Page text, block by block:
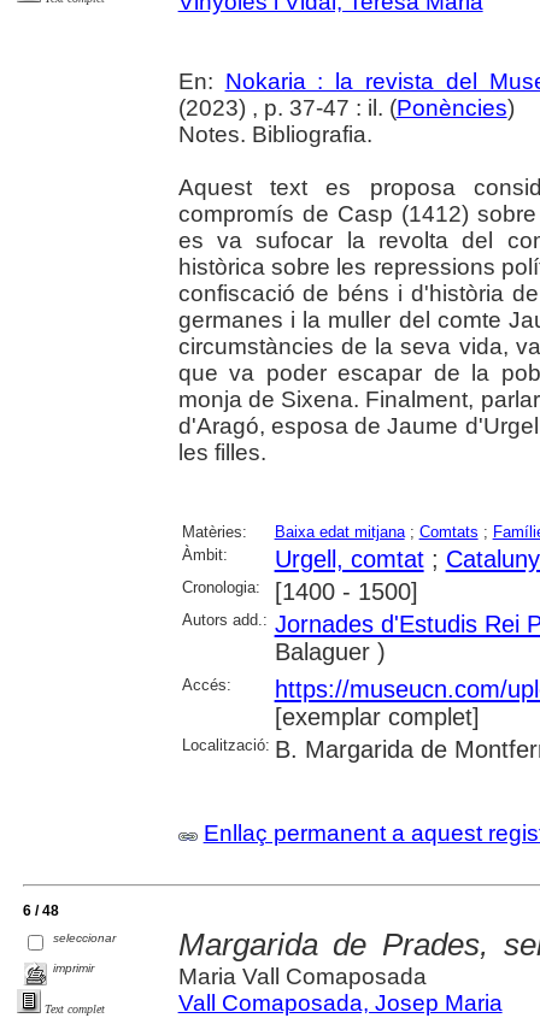
En: Nokaria : la revista del
(2023) , p. 37-47 : il. (Ponències)
Notes. Bibliografia.
Aquest text es proposa
compromís de Casp (1412)
es va sufocar la revolta del
històrica sobre les repressions
confiscació de béns i d'història
germanes i la muller del comte
circumstàncies de la seva vida,
que va poder escapar de la
monja de Sixena. Finalment,
d'Aragó, esposa de Jaume
les filles.
Matèries: Baixa edat mitjana; Comtats ;
Àmbit:
Urgell, comtat;
Cronologia: [1400 - 1500]
Autors add.: Jornades d'Estudis Rei
Balaguer )
Accés:
https://museucn.com/
[exemplar complet]
Localització: B. Margarida de
Enllaç permanent a aquest
6 / 48
seleccionar
imprimir
Text complet
Margarida de Prades,
Maria Vall Comaposada
Vall Comaposada, Josep Maria